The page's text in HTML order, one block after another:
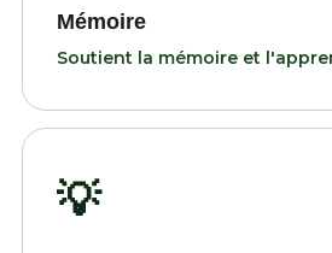
Mémoire
Soutient la mémoire et
💡